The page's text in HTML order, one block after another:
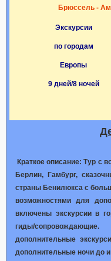
Брюссель -
Экскурсии
по городам
Европы
9 дней/8 ночей
Краткое описание: Тур с
Берлин, Гамбург,
страны Бенилюкса с
возможностями для
включены экскурсии в
гиды/
дополнительные
дополнительные ночи до